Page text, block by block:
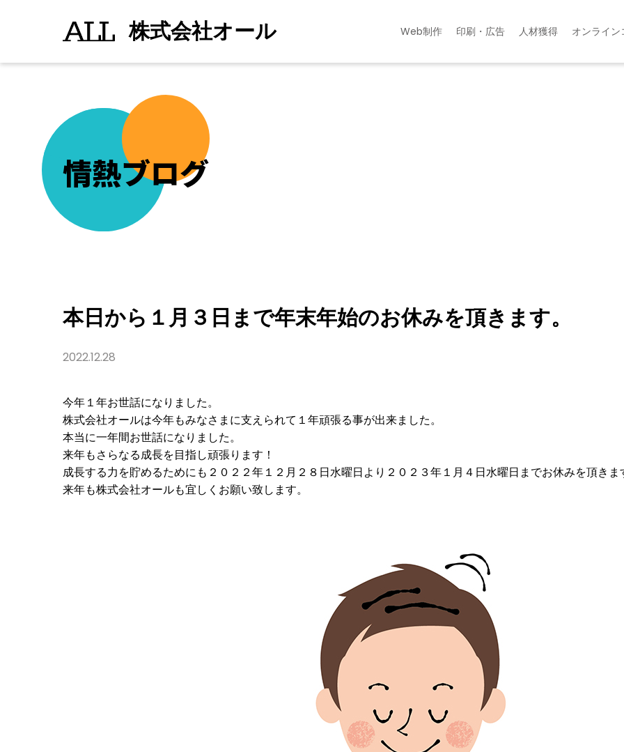
か
ら
月
年
末
の
お
頂
株式会社オール Web制作 印刷・広告 人材獲得 オンライン
情熱ブログ
本日から１月３日まで年末年始のお休みを頂きます。
2022.12.28
今年１年お世話になりました。
株式会社オールは今年もみなさまに支えられて１年頑張る事が出来ました。
本当に一年間お世話になりました。
来年もさらなる成長を目指し頑張ります！
成長する力を貯めるためにも２０２２年１２月２８日水曜日より２０２３年１月４日水曜日までお休みを頂きま
来年も株式会社オールも宜しくお願い致します。